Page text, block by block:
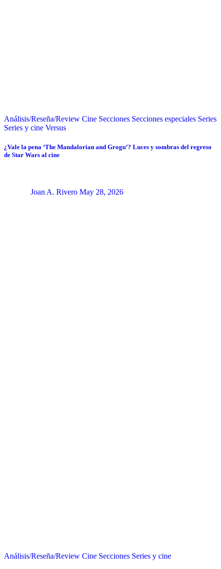
Análisis/Reseña/Review Cine Secciones Secciones especiales Series
Series y cine Versus
¿Vale la pena ‘The Mandalorian and Grogu’? Luces y sombras del regreso
de Star Wars al cine
Joan A. Rivero May 28, 2026
Análisis/Reseña/Review Cine Secciones Series y cine